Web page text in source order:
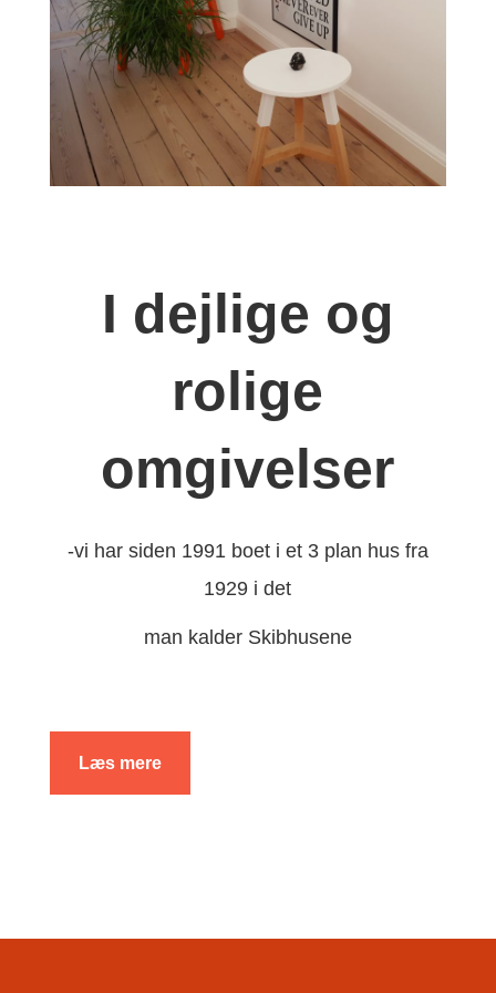
I dejlige og
rolige
omgivelser
-vi har siden 1991 boet i et 3 plan hus fra
1929 i det
man kalder Skibhusene
Læs mere